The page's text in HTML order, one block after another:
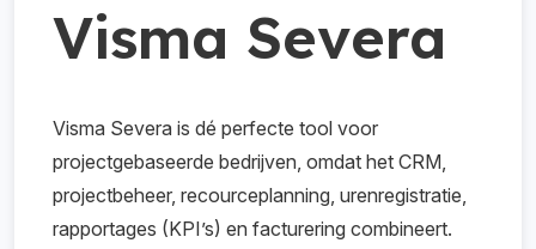
Visma Severa
Visma Severa is dé perfecte tool voor
projectgebaseerde bedrijven, omdat het CRM,
projectbeheer, recourceplanning, urenregistratie,
rapportages (KPI’s) en facturering combineert.